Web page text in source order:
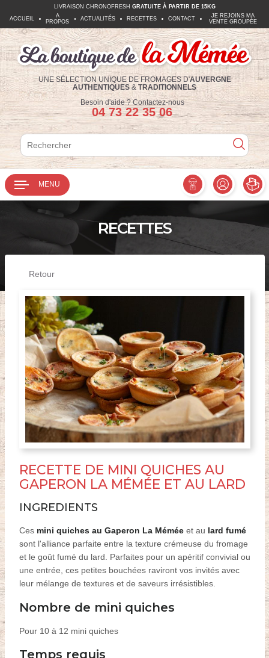
LIVRAISON CHRONOFRESH GRATUITE À PARTIR DE 15KG
ACCUEIL
A
PROPOS
ACTUALITÉS RECETTES CONTACT
JE REJOINS MA
VENTE GROUPÉE
UNE SÉLECTION UNIQUE DE FROMAGES D'AUVERGNE
AUTHENTIQUES & TRADITIONNELS
Besoin d'aide ?Contactez-nous
Téléphone :
04 73 22 35 06
Rechercher
Rechercher
MENU
RECETTES
Retour
RECETTE DE MINI QUICHES AU
GAPERON LA MÉMÉE ET AU LARD
INGREDIENTS
Ces mini quiches au Gaperon La Méméeet au lard fumé
sont l'alliance parfaite entre la texture crémeuse du fromage
et le goût fumé du lard. Parfaites pour un apéritif convivial ou
une entrée , ces petites bouchées raviront vos invités avec
leur mélange de textures et de saveurs irrésistibles.
Nombre de mini quiches
Pour 10 à 12 mini quiches
Temps requis